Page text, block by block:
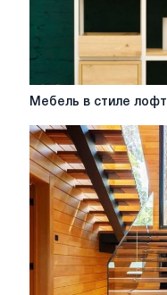
Мебель
стиле
лофт
Мебель в стиле лофт